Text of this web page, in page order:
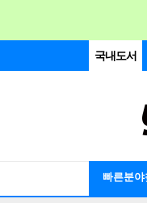
국내도서
빠른분야